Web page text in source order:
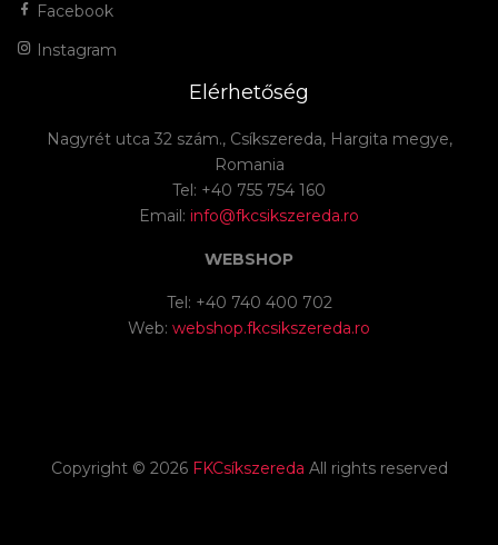
Facebook
Instagram
Elérhetőség
Nagyrét utca 32 szám., Csíkszereda, Hargita megye,
Romania
Tel: +40 755 754 160
Email: info@fkcsikszereda.ro
WEBSHOP
Tel: +40 740 400 702
Web: webshop.fkcsikszereda.ro
Copyright © 2026 FKCsíkszereda All rights reserved